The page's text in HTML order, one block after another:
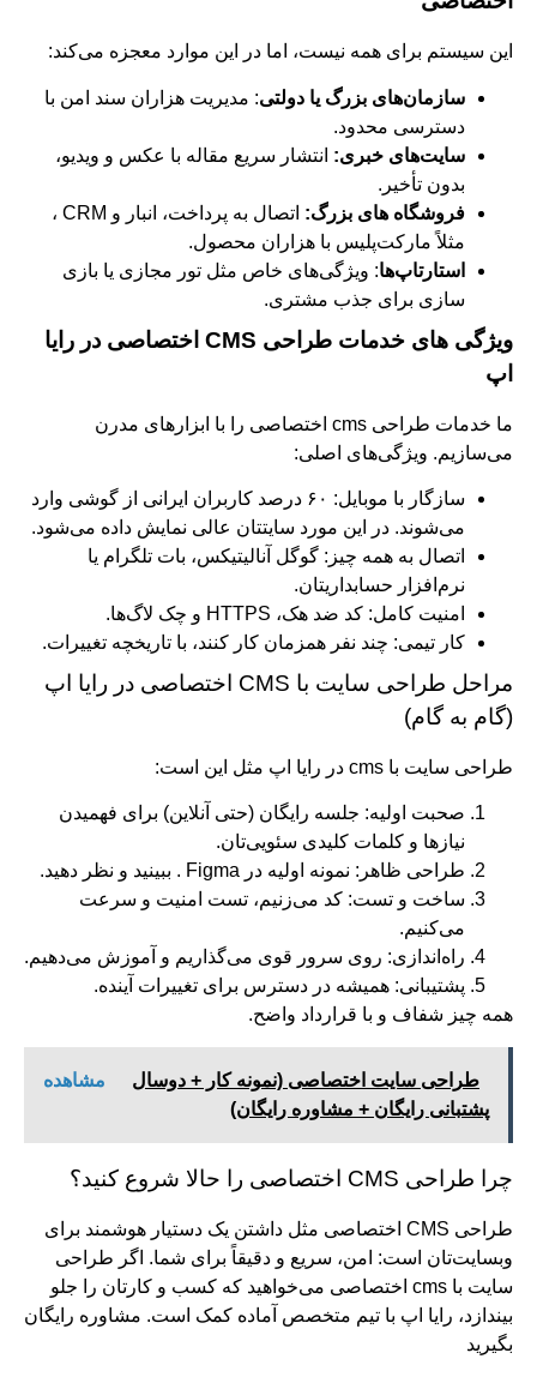
این سیستم برای همه نیست، اما در این موارد معجزه می‌کند:
سازمان‌های بزرگ یا دولتی: مدیریت هزاران سند امن با
دسترسی محدود.
سایت‌های خبری: انتشار سریع مقاله با عکس و ویدیو،
بدون تأخیر.
فروشگاه‌ های بزرگ:
اتصال به پرداخت، انبار و CRM ،
مثلاً مارکت‌پلیس با هزاران محصول.
استارتاپ‌ها: ویژگی‌های خاص مثل تور مجازی یا بازی‌
سازی برای جذب مشتری.
ویژگی‌ های خدمات طراحی
CMS اختصاصی در رایا
اپ
ما خدمات طراحی cms اختصاصی را با ابزارهای مدرن
می‌سازیم. ویژگی‌های اصلی:
سازگار با موبایل: ۶۰ درصد کاربران ایرانی از گوشی وارد
می‌شوند. در این مورد سایتتان عالی نمایش داده می‌شود.
اتصال به همه چیز: گوگل آنالیتیکس، بات تلگرام یا
نرم‌افزار حسابداریتان.
امنیت کامل: کد ضد هک، HTTPS و چک لاگ‌ها.
کار تیمی: چند نفر همزمان کار کنند، با تاریخچه تغییرات.
مراحل طراحی سایت با CMS اختصاصی در رایا اپ
(گام به گام)
طراحی سایت با cms در رایا اپ مثل این است:
صحبت اولیه: جلسه رایگان (حتی آنلاین) برای فهمیدن
نیازها و کلمات کلیدی سئویی‌تان.
طراحی ظاهر: نمونه اولیه در Figma . ببینید و نظر دهید.
ساخت و تست: کد می‌زنیم، تست امنیت و سرعت
می‌کنیم.
راه‌اندازی: روی سرور قوی می‌گذاریم و آموزش می‌دهیم.
پشتیبانی: همیشه در دسترس برای تغییرات آینده.
همه چیز شفاف و با قرارداد واضح.
مشاهده
طراحی سایت اختصاصی (نمونه کار + دوسال
پشتبانی رایگان + مشاوره رایگان)
چرا طراحی CMS اختصاصی را حالا شروع کنید؟
طراحی CMS اختصاصی مثل داشتن یک دستیار هوشمند برای
وبسایت‌تان است: امن، سریع و دقیقاً برای شما. اگر طراحی
سایت با cms اختصاصی می‌خواهید که کسب‌ و کارتان را جلو
بیندازد، رایا اپ با تیم متخصص آماده کمک است. مشاوره رایگان
بگیرید